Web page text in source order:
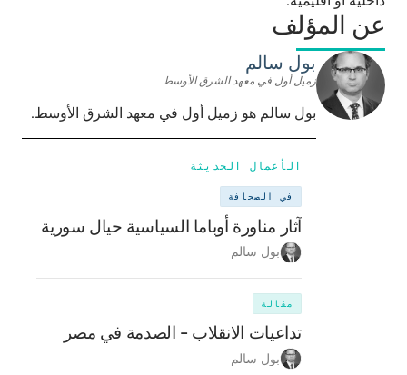
عن المؤلف
بول سالم
زميل أول في معهد الشرق الأوسط
بول سالم هو زميل أول في معهد الشرق الأوسط.
الأعمال الحديثة
في الصحافة
آثار مناورة أوباما السياسية حيال سورية
بول سالم
مقالة
تداعيات الانقلاب - الصدمة في مصر
بول سالم